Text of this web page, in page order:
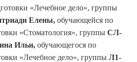
«Лечебное дело», группы
Елены, обучающейся по
«Стоматология», группы СЛ-
Ильи, обучающегося по
«Лечебное дело», группы Л1-